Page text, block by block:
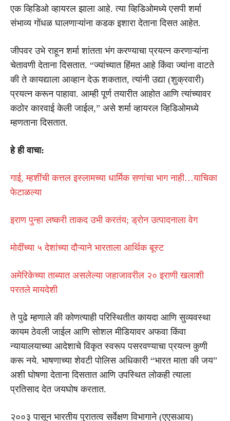
एक व्हिडिओ व्हायरल झाला आहे. त्या व्हिडिओमध्ये एसपी शर्मा
संभाव्य गोंधळ घालणाऱ्यांना कडक इशारा देताना दिसत आहेत.
जीपवर उभे राहून शर्मा शांतता भंग करण्याचा प्रयत्न करणाऱ्यांना
चेतावणी देताना दिसतात. “ज्यांच्यात हिंमत आहे किंवा ज्यांना वाटते
की ते कायद्याला आव्हान देऊ शकतात, त्यांनी उद्या (शुक्रवारी)
प्रयत्न करून पाहावा. आम्ही पूर्ण तयारीत आहोत आणि त्यांच्यावर
कठोर कारवाई केली जाईल,” असे शर्मा व्हायरल व्हिडिओमध्ये
म्हणताना दिसतात.
हे ही वाचा:
गाई, म्हशींची कत्तल इस्लामच्या धार्मिक सणांचा भाग नाही…याचिका
फेटाळल्या
इराण पुन्हा लष्करी ताकद उभी करतंय; ड्रोन उत्पादनाला वेग
मोदींच्या ५ देशांच्या दौऱ्याने भारताला आर्थिक बूस्ट
अमेरिकेच्या ताब्यात असलेल्या जहाजावरील २० इराणी खलाशी
परतले मायदेशी
ते पुढे म्हणाले की कोणत्याही परिस्थितीत कायदा आणि सुव्यवस्था
कायम ठेवली जाईल आणि सोशल मीडियावर अफवा किंवा
न्यायालयाच्या आदेशाचे विकृत स्वरूप पसरवण्याचा प्रयत्न कुणी
करू नये. भाषणाच्या शेवटी पोलिस अधिकारी “भारत माता की जय”
अशी घोषणा देताना दिसतात आणि उपस्थित लोकही त्याला
प्रतिसाद देत जयघोष करतात.
२००३ पासून भारतीय पुरातत्व सर्वेक्षण विभागाने (एएसआय)